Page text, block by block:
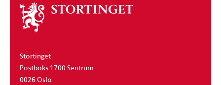
Om
stortinget
Stortinget
Postboks 1700 Sentrum
0026 Oslo